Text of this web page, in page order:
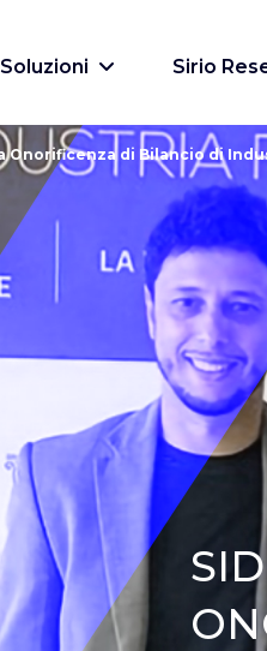
Soluzioni Sirio
Onorificenza di Bilancio di